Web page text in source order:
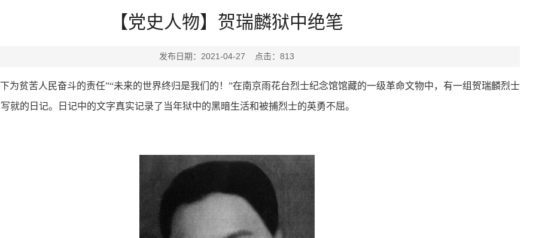
【党史人物】贺瑞麟狱中绝笔
发布日期：2021-04-27 点击： 813
为贫苦人民奋斗的责任”“未来的世界终归是我们的！”在南京雨花台烈士纪念馆馆藏的一级革命文物中，有一组贺瑞麟烈士
就的日记。日记中的文字真实记录了当年狱中的黑暗生活和被捕烈士的英勇不屈。